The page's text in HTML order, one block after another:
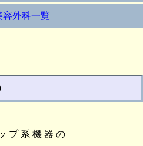
外科一覧
プ系機器の